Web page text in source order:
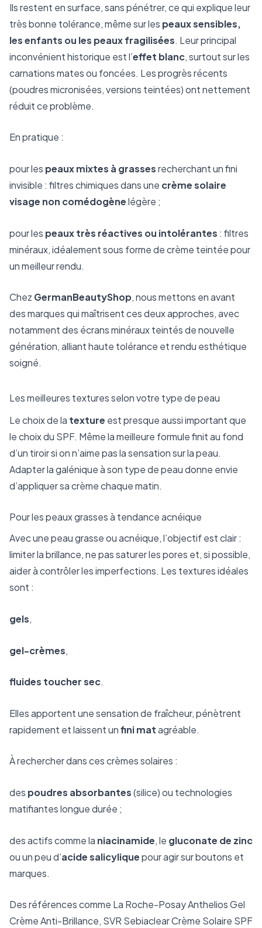
Ils restent en surface, sans pénétrer, ce qui explique leur
très bonne tolérance, même sur les peaux sensibles,
les enfants ou les peaux fragilisées. Leur principal
inconvénient historique est l’effet blanc, surtout sur les
carnations mates ou foncées. Les progrès récents
(poudres micronisées, versions teintées) ont nettement
réduit ce problème.
En pratique :
pour les peaux mixtes à grassesrecherchant un fini
invisible : filtres chimiques dans une crème solaire
visage non comédogènelégère ;
pour les peaux très réactives ou intolérantes : filtres
minéraux, idéalement sous forme de crème teintée pour
un meilleur rendu.
Chez GermanBeautyShop, nous mettons en avant
des marques qui maîtrisent ces deux approches, avec
notamment des écrans minéraux teintés de nouvelle
génération, alliant haute tolérance et rendu esthétique
soigné.
Les meilleures textures selon votre type de peau
Le choix de la texture est presque aussi important que
le choix du SPF. Même la meilleure formule finit au fond
d’un tiroir si on n’aime pas la sensation sur la peau.
Adapter la galénique à son type de peau donne envie
d’appliquer sa crème chaque matin.
Pour les peaux grasses à tendance acnéique
Avec une peau grasse ou acnéique, l’objectif est clair :
limiter la brillance, ne pas saturer les pores et, si possible,
aider à contrôler les imperfections. Les textures idéales
sont :
gels,
gel-crèmes,
fluides toucher sec.
Elles apportent une sensation de fraîcheur, pénètrent
rapidement et laissent unfini matagréable.
À rechercher dans ces crèmes solaires :
des poudres absorbantes(silice) ou technologies
matifiantes longue durée ;
des actifs comme la niacinamide, le gluconate de zinc
ou un peu d’acide salicyliquepour agir sur boutons et
marques.
Des références comme La Roche-Posay Anthelios Gel
Crème Anti-Brillance, SVR Sebiaclear Crème Solaire SPF